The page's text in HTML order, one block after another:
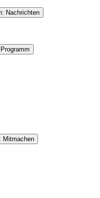
Nachrichten
Mitmachen